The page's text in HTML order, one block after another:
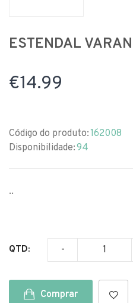
ESTENDAL
€14.99
Código do produto:162008
Disponibilidade:94
..
QTD:
Comprar